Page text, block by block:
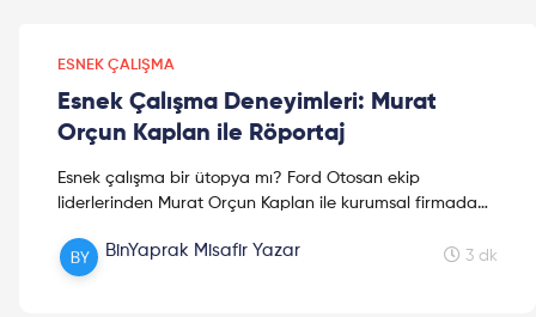
ESNEK ÇALIŞMA
Esnek Çalışma Deneyimleri: Murat
Orçun Kaplan ile Röportaj
Esnek çalışma bir ütopya mı? Ford Otosan ekip
liderlerinden Murat Orçun Kaplan ile kurumsal firmada
Cevaplar yazının devamında!
BinYaprak Misafir Yazar 3 dk